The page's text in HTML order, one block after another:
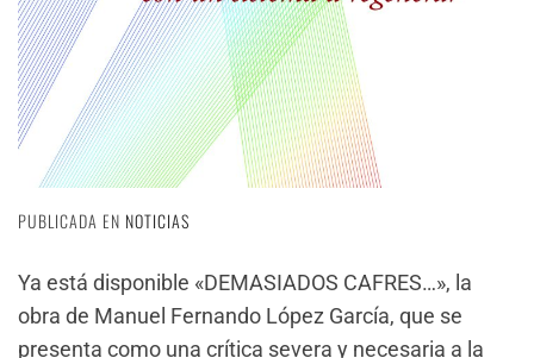
PUBLICADA EN NOTICIAS
Ya está disponible «DEMASIADOS CAFRES…», la
obra de Manuel Fernando López García, que se
presenta como una crítica severa y necesaria a la